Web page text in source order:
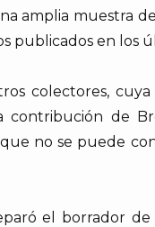
amplia muestra
publicados en los
colectores,
contribución de
no se puede
el borrador